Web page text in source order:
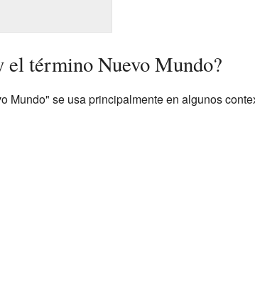
el término Nuevo Mundo?
Mundo" se usa principalmente en algunos